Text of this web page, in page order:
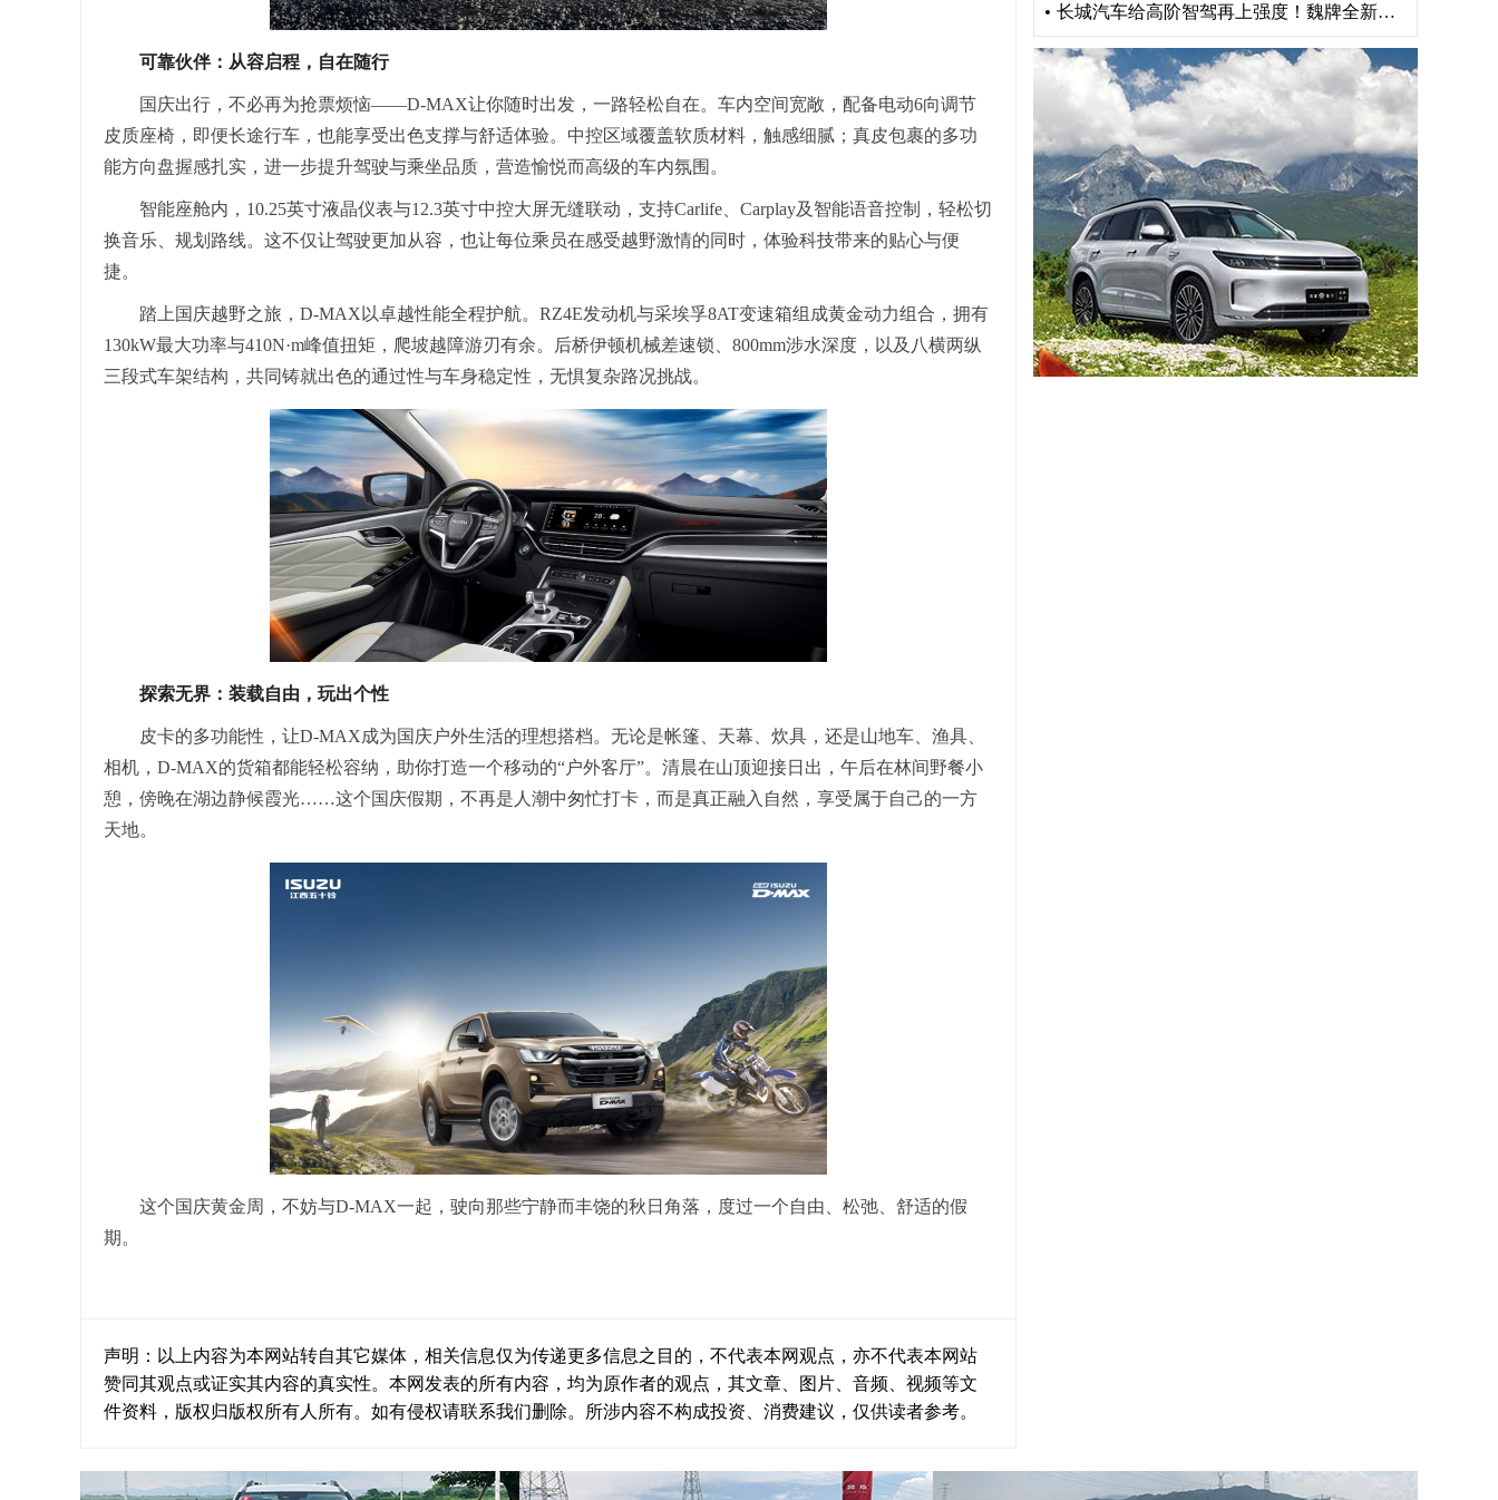
可靠伙伴：从容启程，自在随行
国庆出行，不必再为抢票烦恼——D-MAX让你随时出发，一路轻松自在。车内空间宽敞，配备电动6向调节
皮质座椅，即便长途行车，也能享受出色支撑与舒适体验。中控区域覆盖软质材料，触感细腻；真皮包裹的多功
能方向盘握感扎实，进一步提升驾驶与乘坐品质，营造愉悦而高级的车内氛围。
智能座舱内，10.25英寸液晶仪表与12.3英寸中控大屏无缝联动，支持Carlife、Carplay及智能语音控制，轻松切
换音乐、规划路线。这不仅让驾驶更加从容，也让每位乘员在感受越野激情的同时，体验科技带来的贴心与便
捷。
踏上国庆越野之旅，D-MAX以卓越性能全程护航。RZ4E发动机与采埃孚8AT变速箱组成黄金动力组合，拥有
130kW最大功率与410N·m峰值扭矩，爬坡越障游刃有余。后桥伊顿机械差速锁、800mm涉水深度，以及八横两纵
三段式车架结构，共同铸就出色的通过性与车身稳定性，无惧复杂路况挑战。
探索无界：装载自由，玩出个性
皮卡的多功能性，让D-MAX成为国庆户外生活的理想搭档。无论是帐篷、天幕、炊具，还是山地车、渔具、
相机，D-MAX的货箱都能轻松容纳，助你打造一个移动的“户外客厅”。清晨在山顶迎接日出，午后在林间野餐小
憩，傍晚在湖边静候霞光……这个国庆假期，不再是人潮中匆忙打卡，而是真正融入自然，享受属于自己的一方
天地。
这个国庆黄金周，不妨与D-MAX一起，驶向那些宁静而丰饶的秋日角落，度过一个自由、松弛、舒适的假
期。
声明：以上内容为本网站转自其它媒体，相关信息仅为传递更多信息之目的，不代表本网观点，亦不代表本网站
赞同其观点或证实其内容的真实性。本网发表的所有内容，均为原作者的观点，其文章、图片、音频、视频等文
件资料，版权归版权所有人所有。如有侵权请联系我们删除。所涉内容不构成投资、消费建议，仅供读者参考。
长城汽车给高阶智驾再上强度！魏牌全新高山“车位到车位”惊艳山